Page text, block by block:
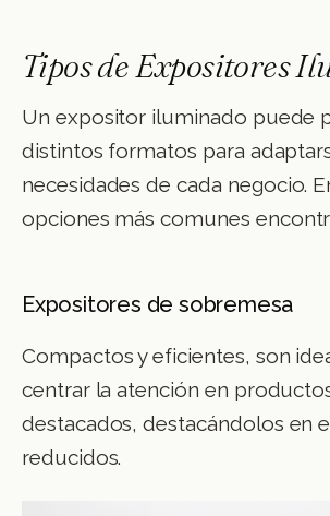
Tipos de Expositores
Un expositor iluminado puede
distintos formatos para
necesidades de cada negocio.
opciones más comunes
Expositores de sobremesa
Compactos y eficientes, son
centrar la atención en
destacados, destacándolos en
reducidos.